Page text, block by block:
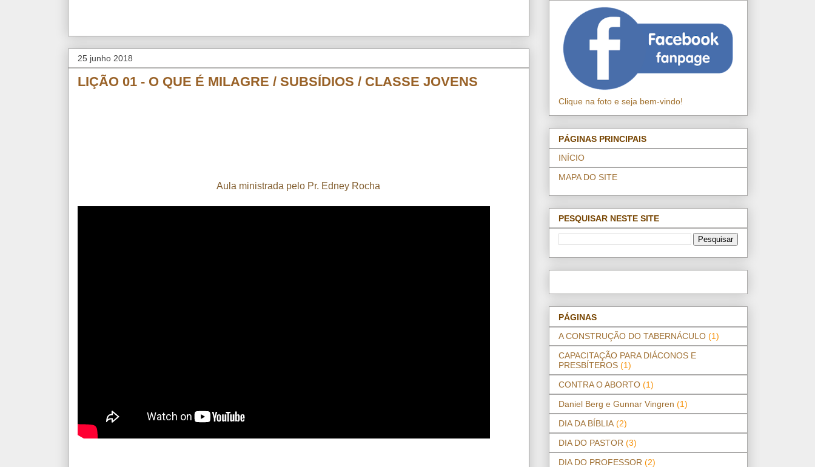
25 junho 2018
LIÇÃO 01 - O QUE É MILAGRE / SUBSÍDIOS / CLASSE JOVENS
Aula ministrada pelo Pr. Edney Rocha
Clique na foto e seja bem-vindo!
PÁGINAS PRINCIPAIS
INÍCIO
MAPA DO SITE
PESQUISAR NESTE SITE
PÁGINAS
A CONSTRUÇÃO DO TABERNÁCULO (1)
CAPACITAÇÃO PARA DIÁCONOS E
PRESBÍTEROS (1)
CONTRA O ABORTO (1)
Daniel Berg e Gunnar Vingren (1)
DIA DA BÍBLIA (2)
DIA DO PASTOR (3)
DIA DO PROFESSOR (2)